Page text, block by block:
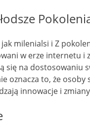
milenialsi i Z
w erze internetu
się na
oznacza to, że
innowacje i